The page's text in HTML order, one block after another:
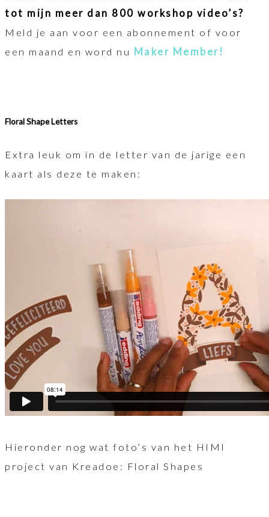
tot mijn meer dan 800 workshop video’s?
Meld je aan voor een abonnement of voor
een maand en word nu Maker Member!
Floral Shape Letters
Extra leuk om in de letter van de jarige een
kaart als deze te maken:
Hieronder nog wat foto’s van het HIMI
project van Kreadoe: Floral Shapes